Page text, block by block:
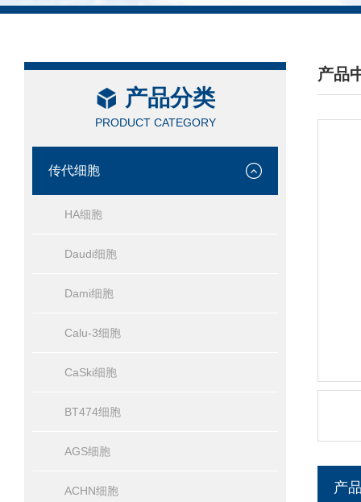
产品分类
PRODUCT CATEGORY
传代细胞
HA细胞
Daudi细胞
Dami细胞
Calu-3细胞
CaSki细胞
BT474细胞
AGS细胞
ACHN细胞
产品
/
产